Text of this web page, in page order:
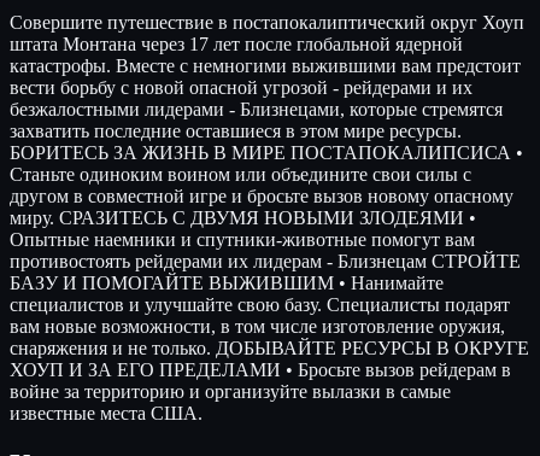
Совершите путешествие в постапокалиптический округ Хоуп
штата Монтана через 17 лет после глобальной ядерной
катастрофы. Вместе с немногими выжившими вам предстоит
вести борьбу с новой опасной угрозой - рейдерами и их
безжалостными лидерами - Близнецами, которые стремятся
захватить последние оставшиеся в этом мире ресурсы.
БОРИТЕСЬ ЗА ЖИЗНЬ В МИРЕ ПОСТАПОКАЛИПСИСА •
Станьте одиноким воином или объедините свои силы с
другом в совместной игре и бросьте вызов новому опасному
миру. СРАЗИТЕСЬ С ДВУМЯ НОВЫМИ ЗЛОДЕЯМИ •
Опытные наемники и спутники-животные помогут вам
противостоять рейдерами их лидерам - Близнецам СТРОЙТЕ
БАЗУ И ПОМОГАЙТЕ ВЫЖИВШИМ • Нанимайте
специалистов и улучшайте свою базу. Специалисты подарят
вам новые возможности, в том числе изготовление оружия,
снаряжения и не только. ДОБЫВАЙТЕ РЕСУРСЫ В ОКРУГЕ
ХОУП И ЗА ЕГО ПРЕДЕЛАМИ • Бросьте вызов рейдерам в
войне за территорию и организуйте вылазки в самые
известные места США.